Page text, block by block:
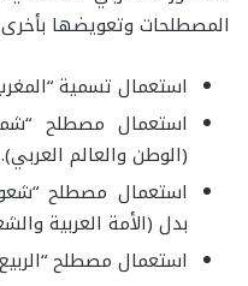
المصطلحات وتعويضها
استعمال تسمية
استعمال مصطلح
(الوطن والعالم العربي).
استعمال مصطلح
بدل (الأمة العربية
استعمال مصطلح